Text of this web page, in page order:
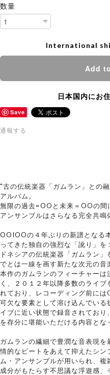
数量
International
Add
日本国内にお
Save
通報する
"古の伝統楽器「ガムラン」との
アルバム。
無限の過去=OOと未来＝OOの
アンサンブルはさらなる完全共鳴
OOIOOの４年ぶりの新譜となる
ってきた独自の強烈な「訛り」
ドネシアの伝統楽器「ガムラン
でとは一線を画す新たな次元の音
本作のガムランのフィーチャー
く、２０１２年以降多数のライ
れており、レコーディング前に
可欠な要素として溶け込んでいる
イブに近い状態で録音されており
を存分に堪能いただける内容とな
ガムランの繊細で豊潤な音表現
情的なビートをあえて抑えたシ
ム・アンサンブルが用いられ、
成分がもたらす不思議な浮遊感